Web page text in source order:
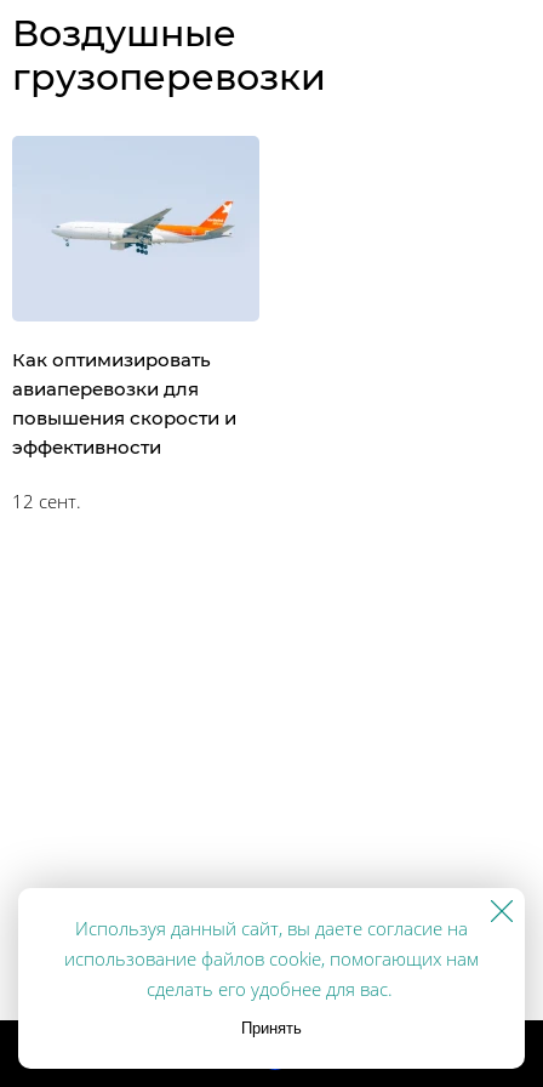
Используя данный сайт, вы даете согласие на
использование файлов cookie, помогающих нам
сделать его удобнее для вас.
Принять
Воздушные
грузоперевозки
Как оптимизировать
авиаперевозки для
повышения скорости и
эффективности
12 сент.